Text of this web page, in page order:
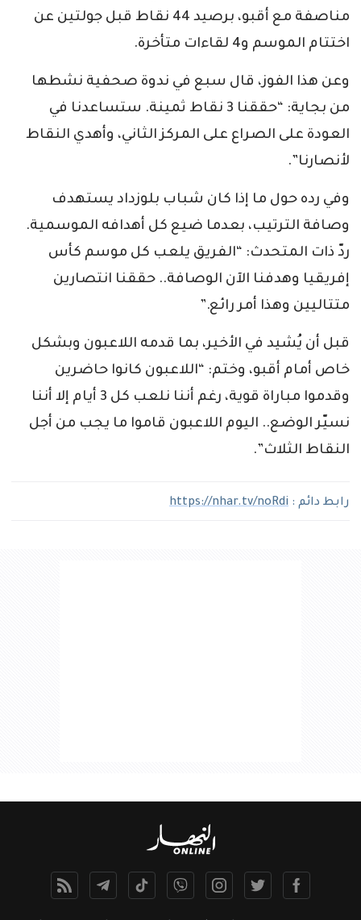
مناصفة مع أقبو، برصيد 44 نقاط قبل جولتين عن
اختتام الموسم و4 لقاءات متأخرة.
وعن هذا الفوز، قال سبع في ندوة صحفية نشطها
من بجاية: “حققنا 3 نقاط ثمينة. ستساعدنا في
العودة على الصراع على المركز الثاني، وأهدي النقاط
لأنصارنا”.
وفي رده حول ما إذا كان شباب بلوزداد يستهدف
وصافة الترتيب، بعدما ضيع كل أهدافه الموسمية.
ردّ ذات المتحدث: “الفريق يلعب كل موسم كأس
إفريقيا وهدفنا الآن الوصافة.. حققنا انتصارين
متتاليين وهذا أمر رائع.”
قبل أن يُشيد في الأخير، بما قدمه اللاعبون وبشكل
خاص أمام أقبو، وختم: “اللاعبون كانوا حاضرين
وقدموا مباراة قوية، رغم أننا نلعب كل 3 أيام إلا أننا
نسيّر الوضع.. اليوم اللاعبون قاموا ما يجب من أجل
النقاط الثلاث”.
رابط دائم : https://nhar.tv/noRdi